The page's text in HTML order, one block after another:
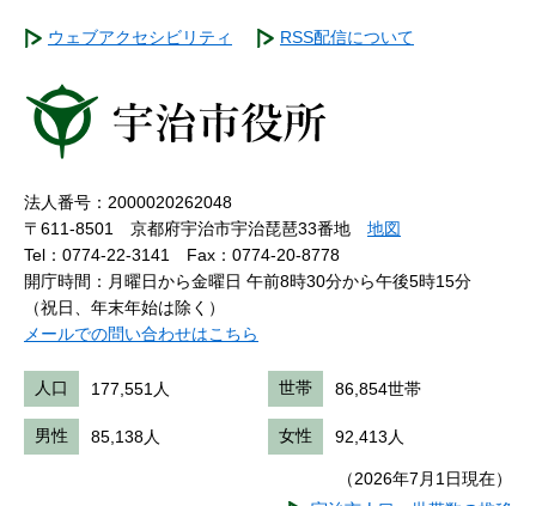
ウェブアクセシビリティ RSS配信について
法人番号：2000020262048
〒611-8501 京都府宇治市宇治琵琶33番地 地図
Tel：0774-22-3141
Fax：0774-20-8778
開庁時間：月曜日から金曜日 午前8時30分から午後5時15分
（祝日、年末年始は除く）
メールでの問い合わせはこちら
人口 177,551人 世帯 86,854世帯
男性 85,138人 女性 92,413人
（2026年7月1日現在）